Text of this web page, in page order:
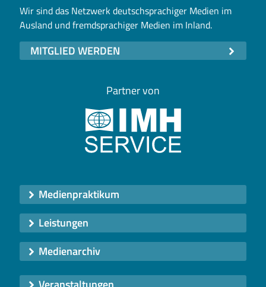
Wir sind das Netzwerk deutschsprachiger Medien im
Ausland und fremdsprachiger Medien im Inland.
MITGLIED WERDEN
Partner von
Medienpraktikum
Leistungen
Medienarchiv